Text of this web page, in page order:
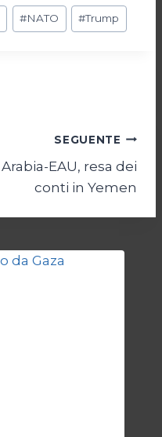
#NATO #Trump
SEGUENTE
Arabia-EAU, resa dei
conti in Yemen